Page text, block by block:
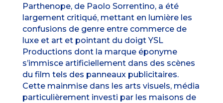
Parthenope, de Paolo Sorrentino, a été
largement critiqué, mettant en lumière les
confusions de genre entre commerce de
luxe et art et pointant du doigt YSL
Productions dont la marque éponyme
s’immisce artificiellement dans des scènes
du film tels des panneaux publicitaires.
Cette mainmise dans les arts visuels, média
particulièrement investi par les maisons de